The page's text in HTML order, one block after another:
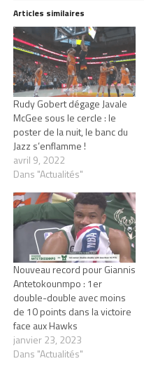
Articles similaires
Rudy Gobert dégage Javale
McGee sous le cercle : le
poster de la nuit, le banc du
Jazz s’enflamme !
avril 9, 2022
Dans "Actualités"
Nouveau record pour Giannis
Antetokounmpo : 1er
double-double avec moins
de 10 points dans la victoire
face aux Hawks
janvier 23, 2023
Dans "Actualités"